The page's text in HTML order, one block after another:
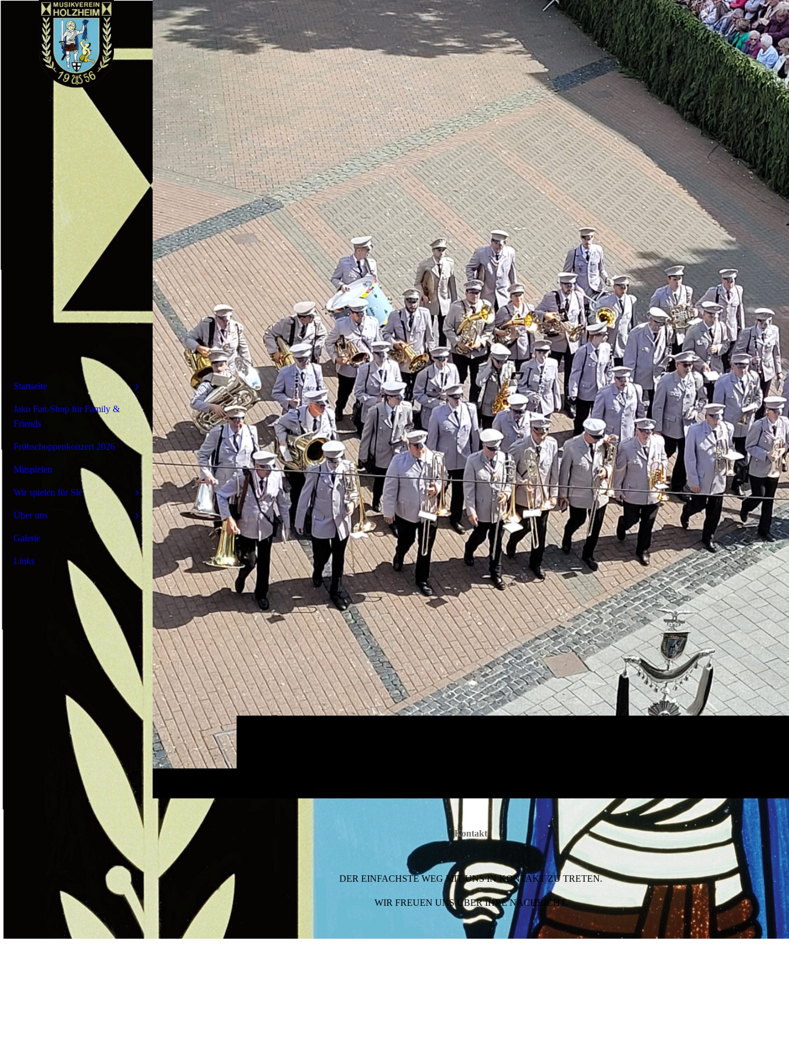
Kontakt
DER EINFACHSTE WEG MIT UNS IN KONTAKT ZU TRETEN.
WIR FREUEN UNS ÜBER IHRE NACHRICHT.
Startseite
Jako Fan-Shop für Family &
Friends
Frühschoppenkonzert 2026
Mitspielen
Wir spielen für Sie
Über uns
Galerie
Links